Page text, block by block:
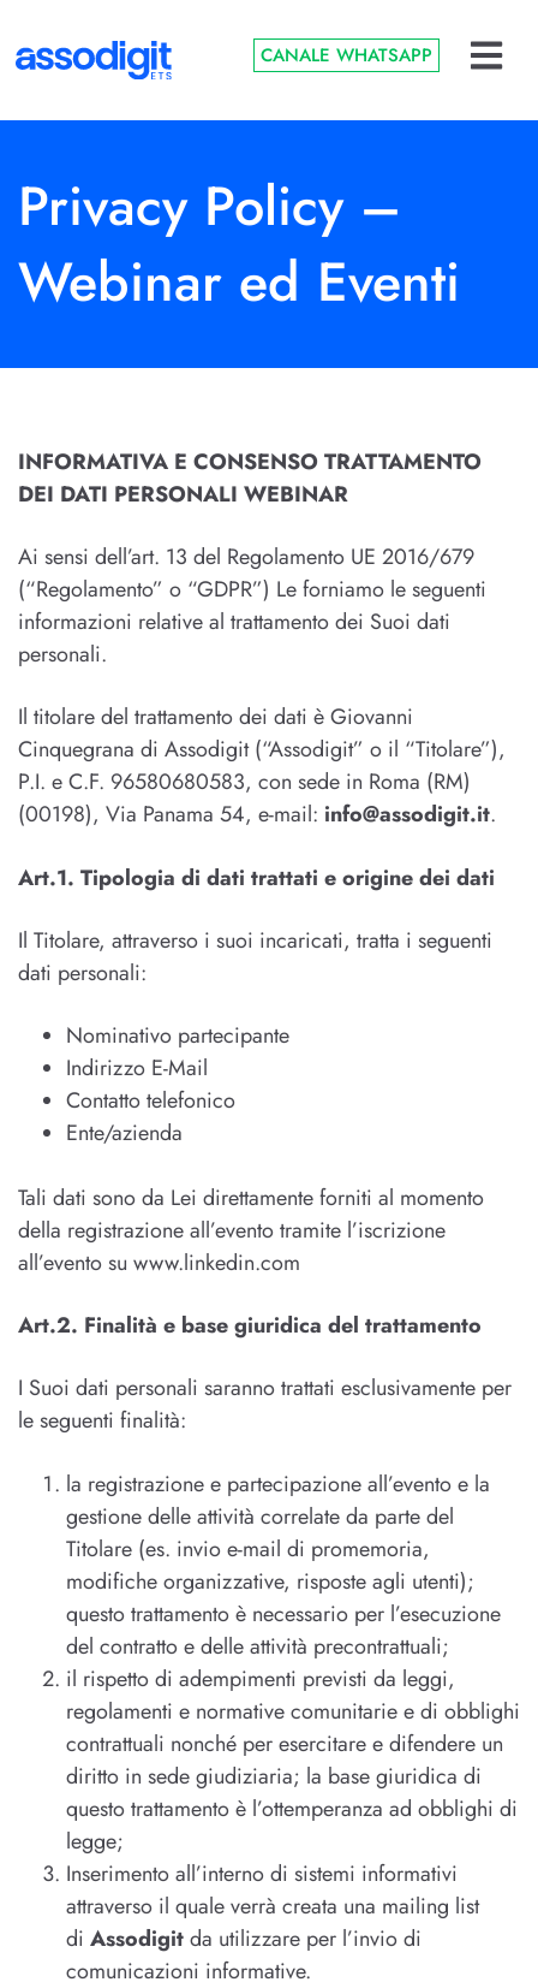
CANALE WHATSAPP
Privacy Policy –
Webinar ed Eventi
INFORMATIVA E CONSENSO TRATTAMENTO
DEI DATI PERSONALI WEBINAR
Ai sensi dell’art. 13 del Regolamento UE 2016/679
(“Regolamento” o “GDPR”) Le forniamo le seguenti
informazioni relative al trattamento dei Suoi dati
personali.
Il titolare del trattamento dei dati è Giovanni
Cinquegrana di Assodigit (“Assodigit” o il “Titolare”),
P.I. e C.F. 96580680583, con sede in Roma (RM)
(00198), Via Panama 54, e-mail: info@assodigit.it.
Art.1. Tipologia di dati trattati e origine dei dati
Il Titolare, attraverso i suoi incaricati, tratta i seguenti
dati personali:
Nominativo partecipante
Indirizzo E-Mail
Contatto telefonico
Ente/azienda
Tali dati sono da Lei direttamente forniti al momento
della registrazione all’evento tramite l’iscrizione
all’evento su www.linkedin.com
Art.2. Finalità e base giuridica del trattamento
I Suoi dati personali saranno trattati esclusivamente per
le seguenti finalità:
la registrazione e partecipazione all’evento e la
gestione delle attività correlate da parte del
Titolare (es. invio e-mail di promemoria,
modifiche organizzative, risposte agli utenti);
questo trattamento è necessario per l’esecuzione
del contratto e delle attività precontrattuali;
il rispetto di adempimenti previsti da leggi,
regolamenti e normative comunitarie e di obblighi
contrattuali nonché per esercitare e difendere un
diritto in sede giudiziaria; la base giuridica di
questo trattamento è l’ottemperanza ad obblighi di
legge;
Inserimento all’interno di sistemi informativi
attraverso il quale verrà creata una mailing list
di Assodigitda utilizzare per l’invio di
comunicazioni informative.